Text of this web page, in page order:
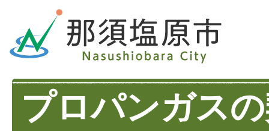
プロパンガス